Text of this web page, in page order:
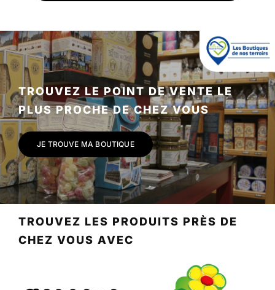
TROUVEZ LE POINT DE VENTE LE
PLUS PROCHE DE CHEZ VOUS
JE TROUVE MA BOUTIQUE
TROUVEZ LES PRODUITS PRÈS DE
CHEZ VOUS AVEC